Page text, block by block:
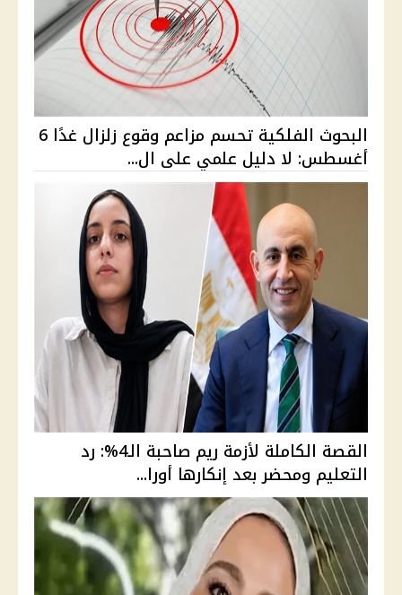
البحوث الفلكية تحسم مزاعم وقوع زلزال غدًا 6
أغسطس: لا دليل علمي على ال...
القصة الكاملة لأزمة ريم صاحبة الـ4%: رد
التعليم ومحضر بعد إنكارها أورا...